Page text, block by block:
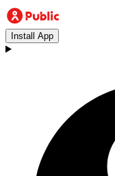
Install App